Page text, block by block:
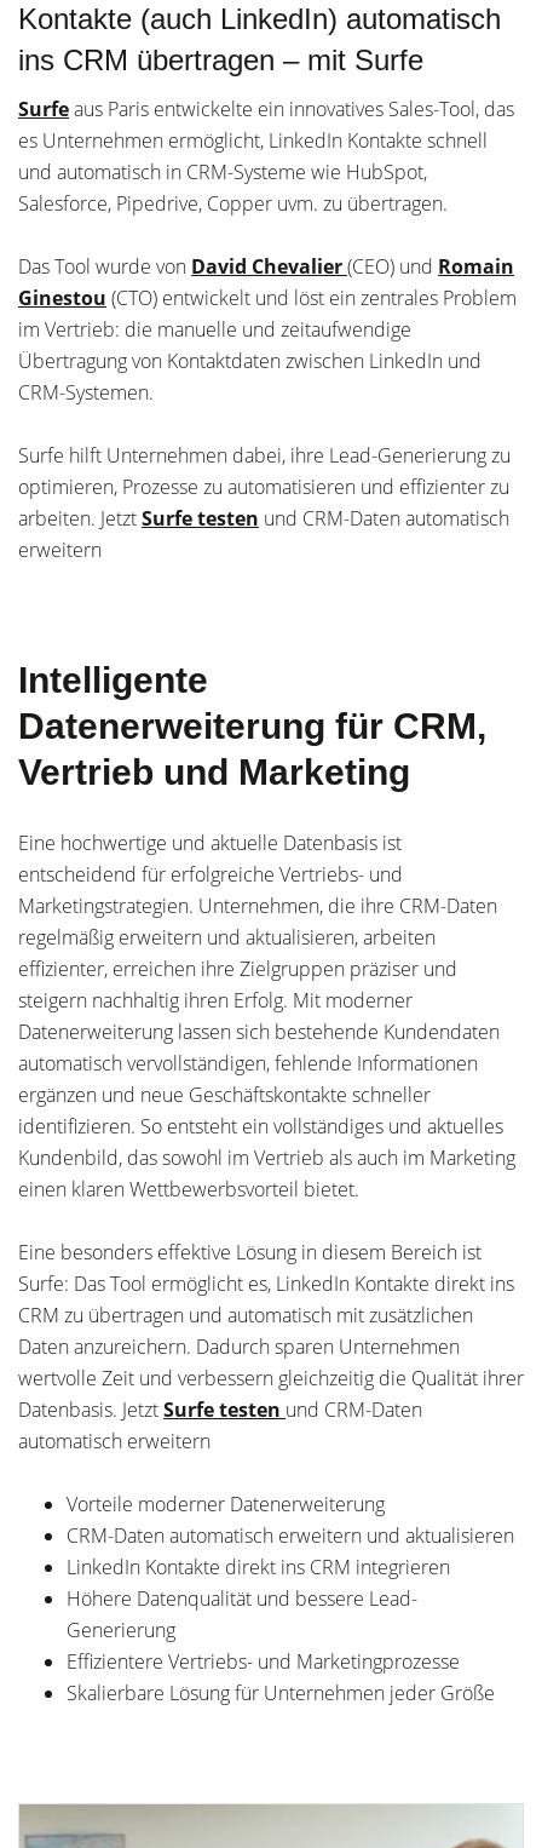
Kontakte (auch LinkedIn) automatisch
ins CRM übertragen – mit Surfe
Surfeaus Paris entwickelte ein innovatives Sales-Tool, das
es Unternehmen ermöglicht, LinkedIn Kontakte schnell
und automatisch in CRM-Systeme wie HubSpot,
Salesforce, Pipedrive, Copper uvm. zu übertragen.
Das Tool wurde von David Chevalier(CEO) und Romain
Ginestou (CTO) entwickelt und löst ein zentrales Problem
im Vertrieb: die manuelle und zeitaufwendige
Übertragung von Kontaktdaten zwischen LinkedIn und
CRM-Systemen.
Surfe hilft Unternehmen dabei, ihre Lead-Generierung zu
optimieren, Prozesse zu automatisieren und effizienter zu
arbeiten. JetztSurfe testen und CRM-Daten automatisch
erweitern
Intelligente
Datenerweiterung für CRM,
Vertrieb und Marketing
Eine hochwertige und aktuelle Datenbasis ist
entscheidend für erfolgreiche Vertriebs- und
Marketingstrategien. Unternehmen, die ihre CRM-Daten
regelmäßig erweitern und aktualisieren, arbeiten
effizienter, erreichen ihre Zielgruppen präziser und
steigern nachhaltig ihren Erfolg. Mit moderner
Datenerweiterung lassen sich bestehende Kundendaten
automatisch vervollständigen, fehlende Informationen
ergänzen und neue Geschäftskontakte schneller
identifizieren. So entsteht ein vollständiges und aktuelles
Kundenbild, das sowohl im Vertrieb als auch im Marketing
einen klaren Wettbewerbsvorteil bietet.
Eine besonders effektive Lösung in diesem Bereich ist
Surfe: Das Tool ermöglicht es, LinkedIn Kontakte direkt ins
CRM zu übertragen und automatisch mit zusätzlichen
Daten anzureichern. Dadurch sparen Unternehmen
wertvolle Zeit und verbessern gleichzeitig die Qualität ihrer
Datenbasis. JetztSurfe testen und CRM-Daten
automatisch erweitern
Vorteile moderner Datenerweiterung
CRM-Daten automatisch erweitern und aktualisieren
LinkedIn Kontakte direkt ins CRM integrieren
Höhere Datenqualität und bessere Lead-
Generierung
Effizientere Vertriebs- und Marketingprozesse
Skalierbare Lösung für Unternehmen jeder Größe